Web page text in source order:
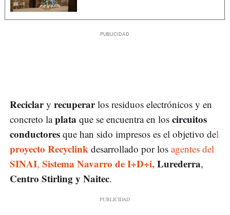
Reciclary recuperarlos residuos electrónicos y en
concreto laplata que se encuentra en los circuitos
conductores que han sido impresos es el objetivo del
proyecto Recyclink desarrollado por los agentes del
SINAI, Sistema Navarro de I+D+i,Lurederra,
Centro Stirling y Naitec.